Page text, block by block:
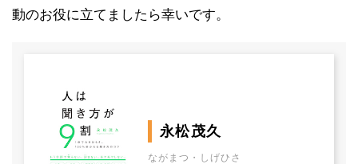
動のお役に立てましたら幸いです。
永松茂久
ながまつ・しげひさ